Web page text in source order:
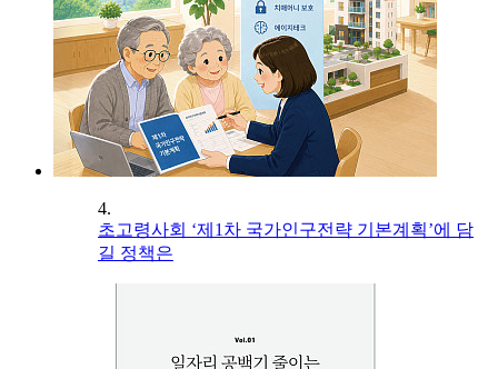
4.
초고령사회 ‘제1차 국가인구전략 기본계획’에 담
길 정책은